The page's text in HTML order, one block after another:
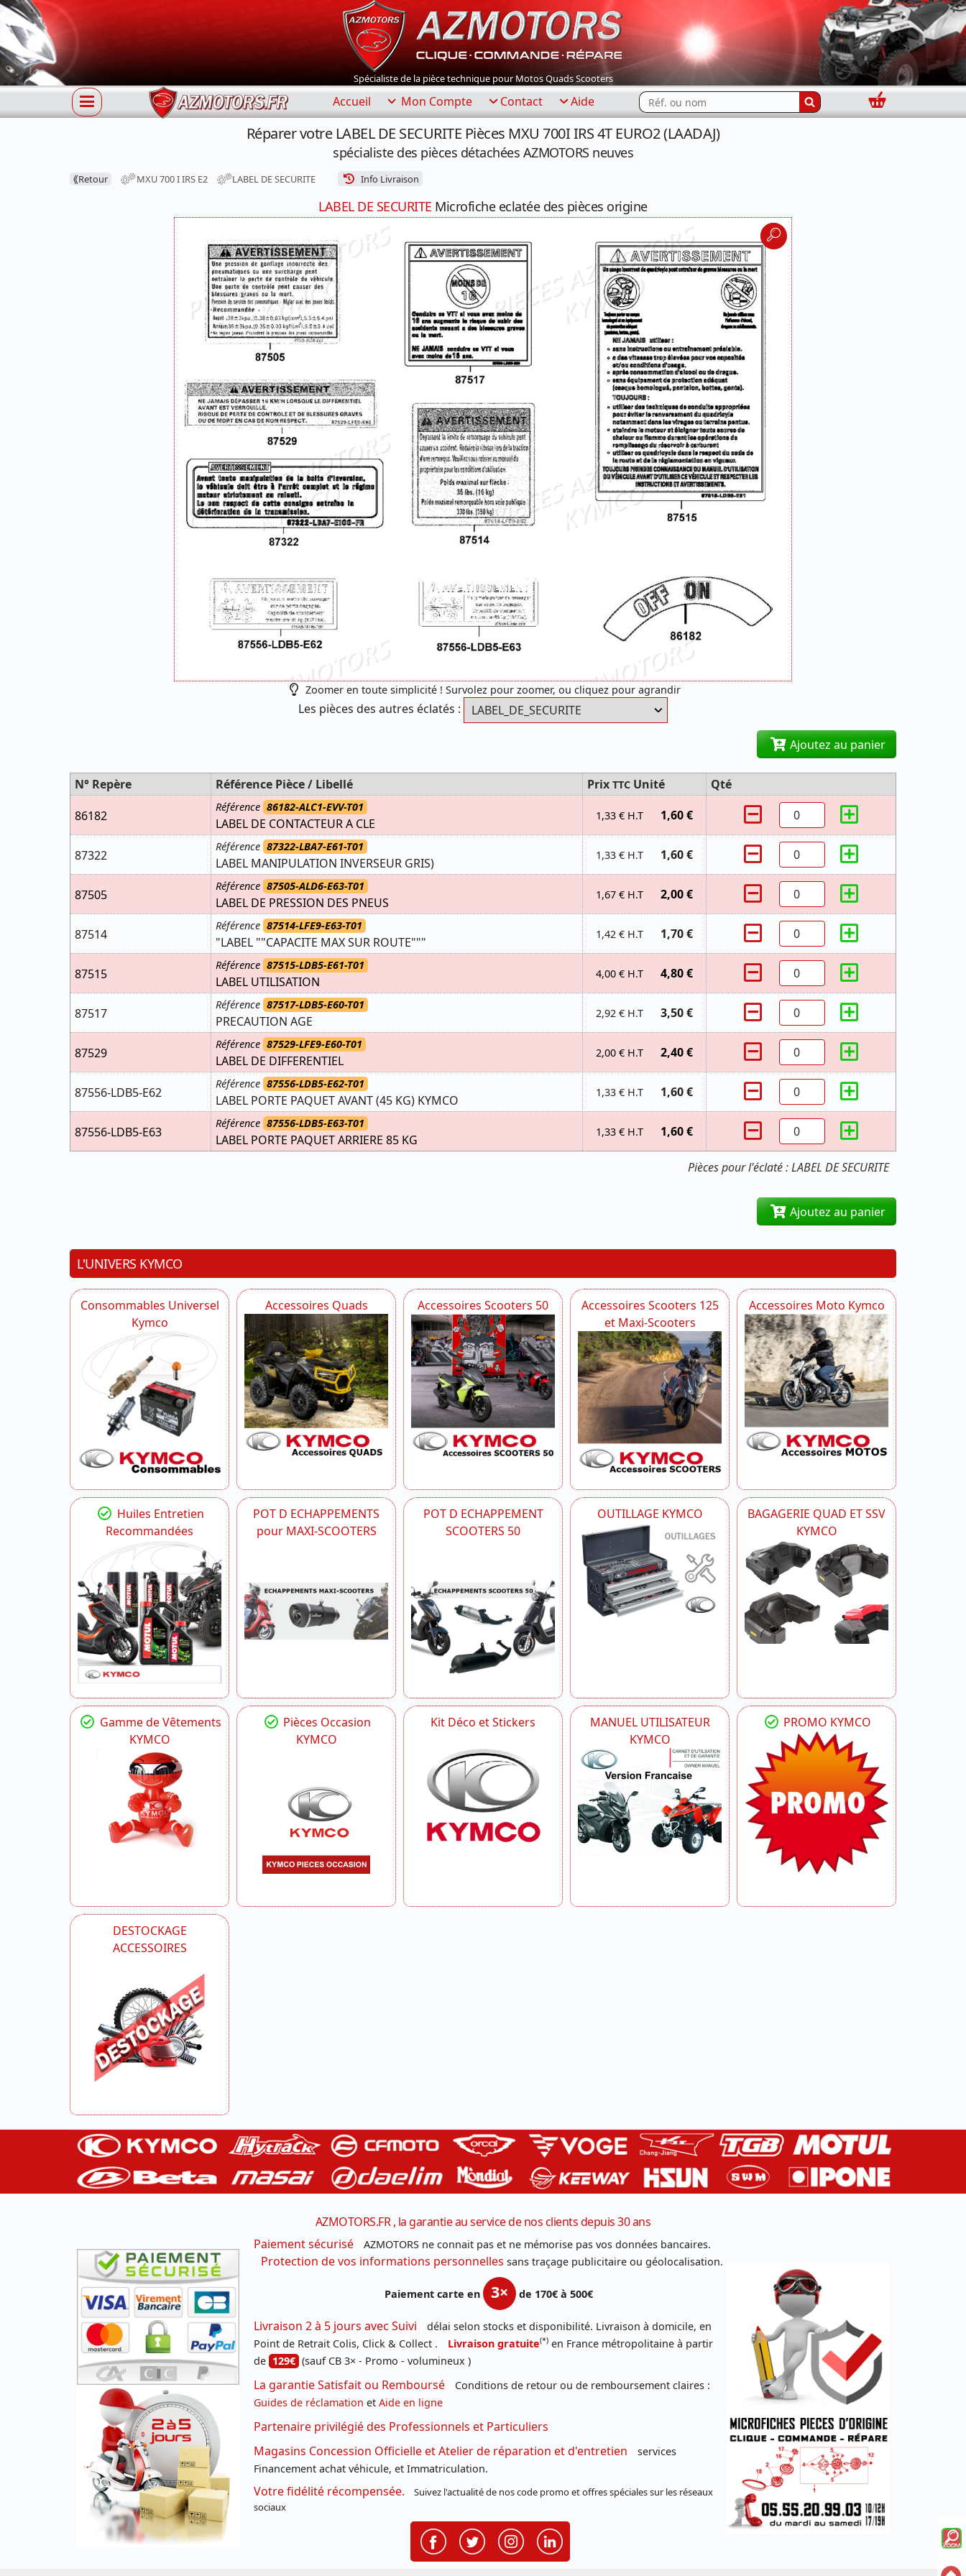
Spécialiste de la pièce technique pour Motos Quads Scooters
Accueil Mon Compte Contact Aide Rechercher...
Panier
Réparer votre LABEL DE SECURITE Pièces MXU 700I IRS 4T EURO2 (LAADAJ)
spécialiste des pièces détachées AZMOTORS neuves
⟪Retour MXU 700 I IRS E2 LABEL DE SECURITE Info Livraison
LABEL DE SECURITE Microfiche eclatée des pièces origine
Zoomer en toute simplicité ! Survolez pour zoomer, ou cliquez pour agrandir
Les pièces des autres éclatés :
Ajoutez au panier
Pièces pour l'éclaté : LABEL DE SECURITE
N° Repère Référence Pièce / Libellé Prix TTC Unité
Qté
86182
Référence 86182-ALC1-EVV-T01
LABEL DE CONTACTEUR A CLE
1,33 € H.T 1,60 €
87322
Référence 87322-LBA7-E61-T01
LABEL MANIPULATION INVERSEUR GRIS)
1,33 € H.T 1,60 €
87505
Référence 87505-ALD6-E63-T01
LABEL DE PRESSION DES PNEUS
1,67 € H.T 2,00 €
87514
Référence 87514-LFE9-E63-T01
"LABEL ""CAPACITE MAX SUR ROUTE"""
1,42 € H.T 1,70 €
87515
Référence 87515-LDB5-E61-T01
LABEL UTILISATION
4,00 € H.T 4,80 €
87517
Référence 87517-LDB5-E60-T01
PRECAUTION AGE
2,92 € H.T 3,50 €
87529
Référence 87529-LFE9-E60-T01
LABEL DE DIFFERENTIEL
2,00 € H.T 2,40 €
87556-LDB5-E62
Référence 87556-LDB5-E62-T01
LABEL PORTE PAQUET AVANT (45 KG) KYMCO
1,33 € H.T 1,60 €
87556-LDB5-E63
Référence 87556-LDB5-E63-T01
LABEL PORTE PAQUET ARRIERE 85 KG
1,33 € H.T 1,60 €
Ajoutez au panier
L'UNIVERS KYMCO
Consommables Universel
Kymco
Accessoires Quads Accessoires Scooters 50
Accessoires Scooters 125
et Maxi-Scooters
Accessoires Moto Kymco
Huiles Entretien
Recommandées
POT D ECHAPPEMENTS
pour MAXI-SCOOTERS
POT D ECHAPPEMENT
SCOOTERS 50
OUTILLAGE KYMCO
BAGAGERIE QUAD ET SSV
KYMCO
Gamme de Vêtements
KYMCO
Pièces Occasion
KYMCO
Kit Déco et Stickers
MANUEL UTILISATEUR
KYMCO
PROMO KYMCO
DESTOCKAGE
ACCESSOIRES
AZMOTORS.FR , la garantie au service de nos clients depuis 30 ans
Paiement sécurisé
AZMOTORS ne connait pas et ne mémorise pas vos données bancaires.
Protection de vos informations personnelles sans traçage publicitaire ou géolocalisation.
Paiement carte en 3× de 170€ à 500€
Livraison 2 à 5 jours avec Suivi
délai selon stocks et disponibilité. Livraison à domicile, en
Point de Retrait Colis, Click & Collect .
Livraison gratuite(*) en France métropolitaine à partir
de 129€ (sauf CB 3× - Promo - volumineux )
La garantie Satisfait ou Remboursé
Conditions de retour ou de remboursement claires :
Guides de réclamation et Aide en ligne
Partenaire privilégié des Professionnels et Particuliers
Magasins Concession Officielle et Atelier de réparation et d'entretien
services
Financement achat véhicule, et Immatriculation.
Votre fidélité récompensée.
Suivez l'actualité de nos code promo et offres spéciales sur les réseaux
sociaux
la